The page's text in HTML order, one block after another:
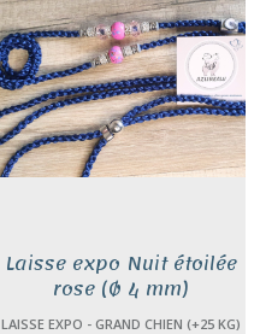
Laisse expo Nuit étoilée
rose (Ø 4 mm)
LAISSE EXPO - GRAND CHIEN (+25 KG)